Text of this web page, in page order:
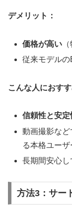
デメリット：
価格が高い
従来モデル
こんな人におすす
信頼性と安
動画撮影な
る本格ユーザ
長期間安心
方法3：サー